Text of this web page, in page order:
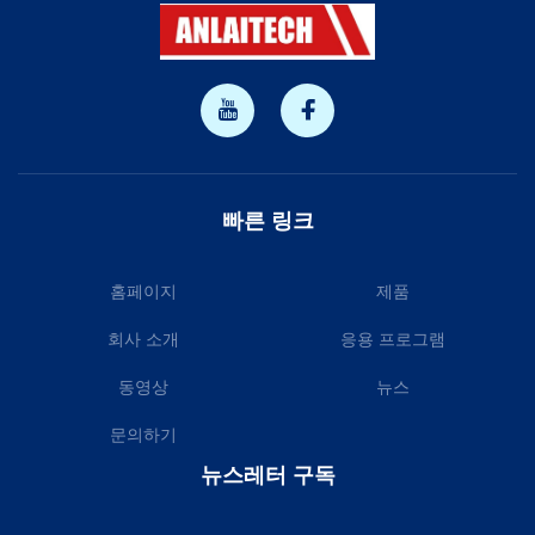
빠른 링크
홈페이지 제품
회사 소개 응용 프로그램
동영상 뉴스
문의하기
뉴스레터 구독